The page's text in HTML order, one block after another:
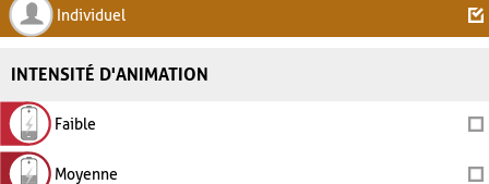
Individuel
INTENSITÉ D'ANIMATION
Faible
Moyenne